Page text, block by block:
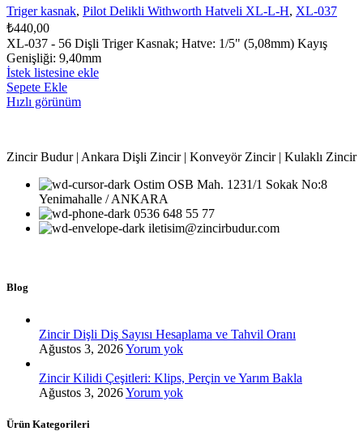
Triger kasnak, Pilot Delikli Withworth Hatveli XL-L-H, XL-037
₺440,00
XL-037 - 56 Dişli Triger Kasnak; Hatve: 1/5" (5,08mm) Kayış
Genişliği: 9,40mm
İstek listesine ekle
Sepete Ekle
Hızlı görünüm
Zincir Budur | Ankara Dişli Zincir | Konveyör Zincir | Kulaklı Zincir
Ostim OSB Mah. 1231/1 Sokak No:8
Yenimahalle / ANKARA
0536 648 55 77
iletisim@zincirbudur.com
Blog
Zincir Dişli Diş Sayısı Hesaplama ve Tahvil Oranı
Ağustos 3, 2026Yorum yok
Zincir Kilidi Çeşitleri: Klips, Perçin ve Yarım Bakla
Ağustos 3, 2026Yorum yok
Ürün Kategorileri